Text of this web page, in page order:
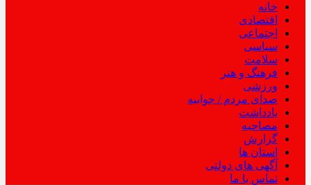
خانه
اقتصادی
اجتماعی
سیاسی
سلامت
فرهنگ و هنر
ورزشی
صدای مردم / جوابیه
یادداشت
مصاحبه
گزارش
استان ها
آگهی های دولتی
تماس با ما